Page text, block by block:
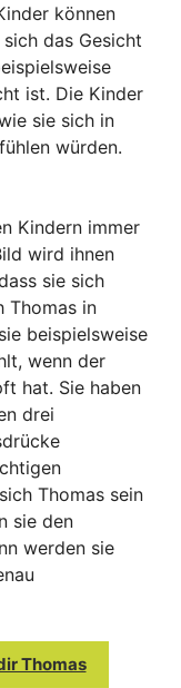
können
das Gesicht
ist. Die Kinder
sie sich in
würden.
Kindern immer
wird ihnen
sie sich
Thomas in
beispielsweise
wenn der
hat. Sie haben
drei
Thomas sein
sie den
werden sie
Thomas